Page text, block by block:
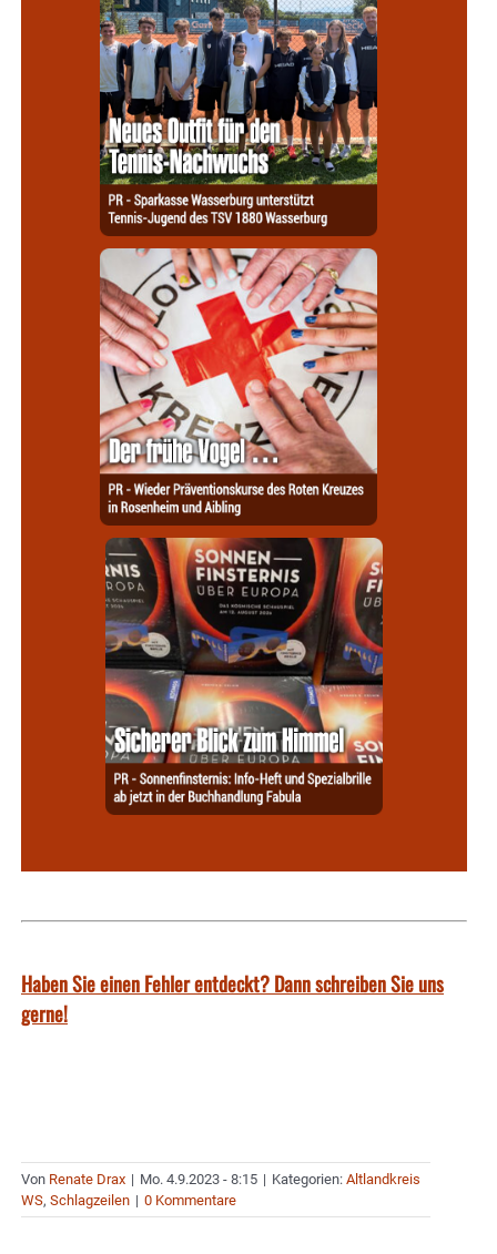
Haben Sie einen Fehler entdeckt? Dann schreiben Sie uns
gerne!
Von Renate Drax | Mo. 4.9.2023 - 8:15 | Kategorien: Altlandkreis
WS, Schlagzeilen | 0 Kommentare